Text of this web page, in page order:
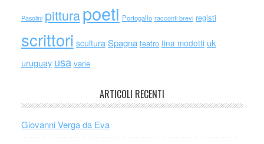
Pasolini pitturapoeti Portogallo racconti brevi registi
scrittori scultura Spagna teatro tina modotti uk
uruguay usa varie
ARTICOLI RECENTI
Giovanni Verga da Eva